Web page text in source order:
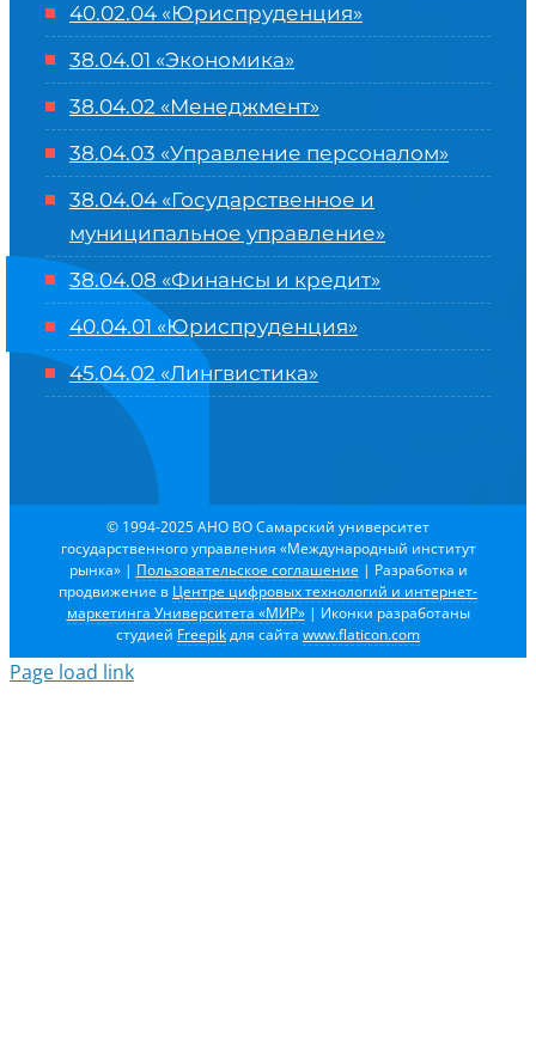
40.02.04 «Юриспруденция»
38.04.01 «Экономика»
38.04.02 «Менеджмент»
38.04.03 «Управление персоналом»
38.04.04 «Государственное и
муниципальное управление»
38.04.08 «Финансы и кредит»
40.04.01 «Юриспруденция»
45.04.02 «Лингвистика»
© 1994-2025 АНО ВО Самарский университет
государственного управления «Международный институт
рынка» | Пользовательское соглашение | Разработка и
продвижение в Центре цифровых технологий и интернет-
маркетинга Университета «МИР»| Иконки разработаны
студией Freepikдля сайта www.flaticon.com
Page load link